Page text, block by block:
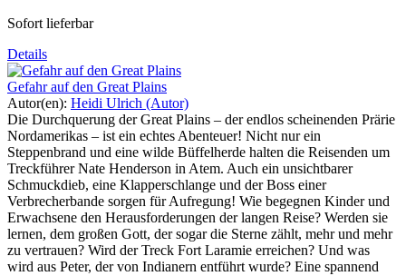
Sofort lieferbar
Details
Gefahr auf den Great Plains
Autor(en): Heidi Ulrich (Autor)
Die Durchquerung der Great Plains – der endlos scheinenden Prärie
Nordamerikas – ist ein echtes Abenteuer! Nicht nur ein
Steppenbrand und eine wilde Büffelherde halten die Reisenden um
Treckführer Nate Henderson in Atem. Auch ein unsichtbarer
Schmuckdieb, eine Klapperschlange und der Boss einer
Verbrecherbande sorgen für Aufregung! Wie begegnen Kinder und
Erwachsene den Herausforderungen der langen Reise? Werden sie
lernen, dem großen Gott, der sogar die Sterne zählt, mehr und mehr
zu vertrauen? Wird der Treck Fort Laramie erreichen? Und was
wird aus Peter, der von Indianern entführt wurde? Eine spannend